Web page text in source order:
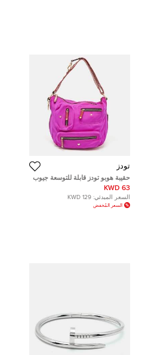
تودز
حقيبة هوبو تودز قابلة للتوسعة جيوب
متعددة جلد براءات اختراع ونيوبرين
وردي قديم/أرجواني
63 KWD
السعر المبدئي: 129 KWD
السعر المُخفض